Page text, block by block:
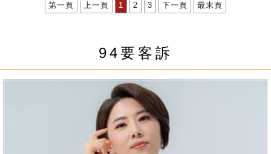
第一頁 上一頁 1 2 3 下一頁 最末頁
94要客訴